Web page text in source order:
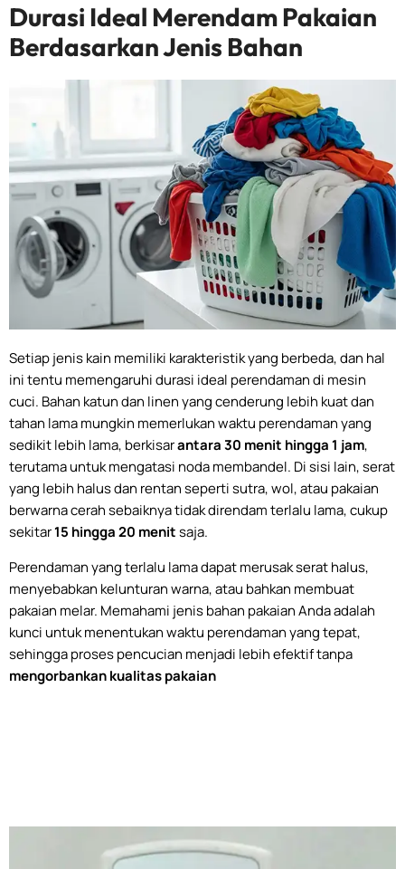
Durasi Ideal Merendam Pakaian
Berdasarkan Jenis Bahan
Setiap jenis kain memiliki karakteristik yang berbeda, dan hal
ini tentu memengaruhi durasi ideal perendaman di mesin
cuci. Bahan katun dan linen yang cenderung lebih kuat dan
tahan lama mungkin memerlukan waktu perendaman yang
sedikit lebih lama, berkisarantara 30 menit hingga 1 jam,
terutama untuk mengatasi noda membandel. Di sisi lain, serat
yang lebih halus dan rentan seperti sutra, wol, atau pakaian
berwarna cerah sebaiknya tidak direndam terlalu lama, cukup
sekitar15 hingga 20 menitsaja.
Perendaman yang terlalu lama dapat merusak serat halus,
menyebabkan kelunturan warna, atau bahkan membuat
pakaian melar. Memahami jenis bahan pakaian Anda adalah
kunci untuk menentukan waktu perendaman yang tepat,
sehingga proses pencucian menjadi lebih efektif tanpa
mengorbankan kualitas pakaian